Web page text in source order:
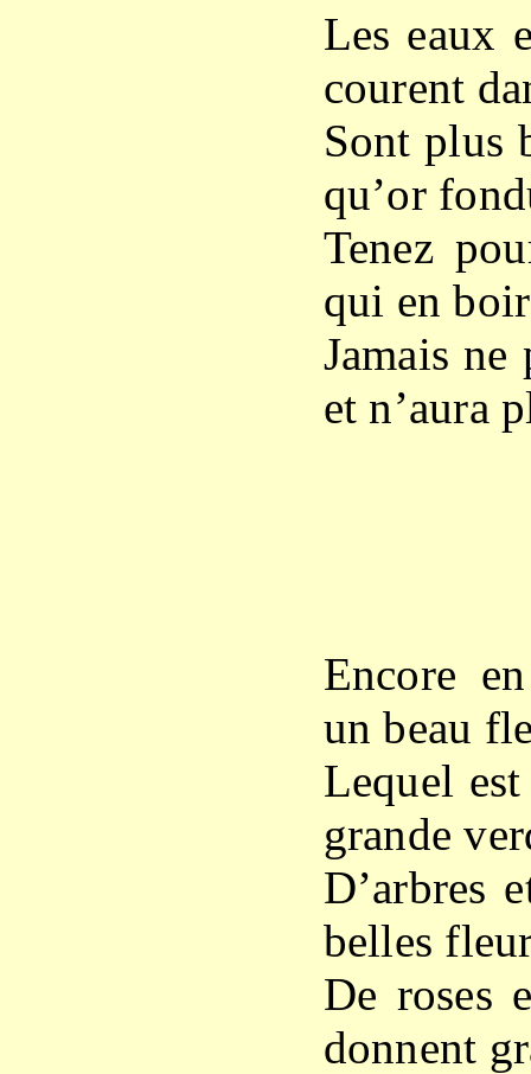
Les eaux
courent
Sont plus
qu’or
Tenez
qui en
Jamais
et n’aura
Encore
un beau
Lequel
grande
D’arbres
belles
De roses
donnent